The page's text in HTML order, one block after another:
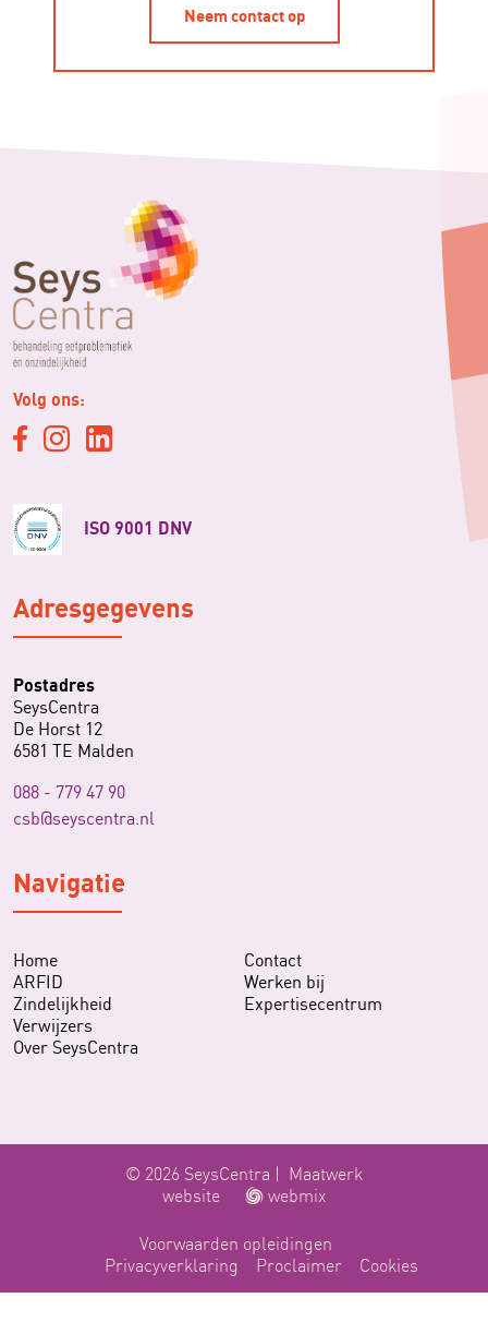
Neem contact op
Volg ons:
ISO 9001 DNV
Adresgegevens
Postadres
SeysCentra
De Horst 12
6581 TE Malden
088 - 779 47 90
csb@seyscentra.nl
Navigatie
Home
ARFID
Zindelijkheid
Verwijzers
Over SeysCentra
Contact
Werken bij
Expertisecentrum
© 2026 SeysCentra | Maatwerk
website
webmix
Voorwaarden opleidingen
Privacyverklaring
Proclaimer Cookies